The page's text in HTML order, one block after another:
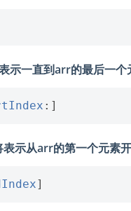
示一直到arr的最后一个
:]
示从arr的第一个元素
]